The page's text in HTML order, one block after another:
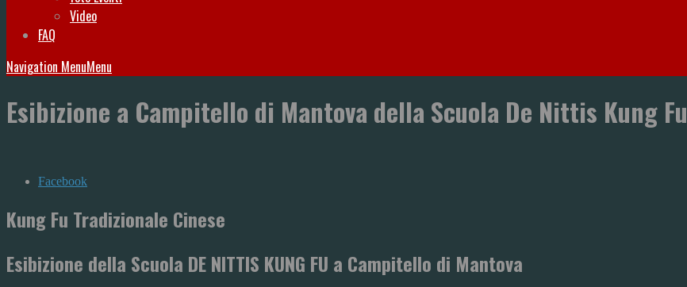
Video
FAQ
Navigation MenuMenu
Esibizione a Campitello di Mantova della Scuola De Nittis Kung Fu
Facebook
Kung Fu Tradizionale Cinese
Esibizione della Scuola DE NITTIS KUNG FU a Campitello di Mantova